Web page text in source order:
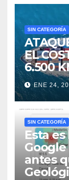
SIN CATEGORÍA
EL
6.500
ENE 24,
SIN CATEGORÍA
Esta
antes